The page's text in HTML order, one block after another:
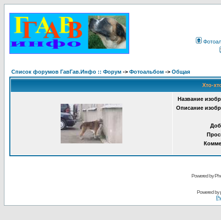
Список форумов ГавГав.Инфо :: Форум -> Фотоальбом -> Общая
Хто-
Название
Описание
Powered by
Powered by